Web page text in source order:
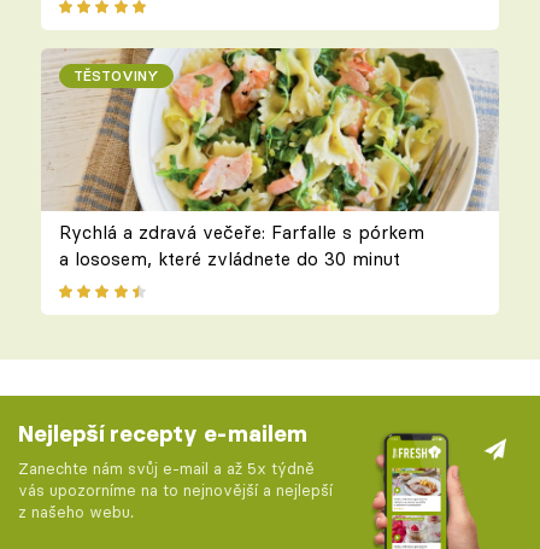
TĚSTOVINY
Rychlá a zdravá večeře: Farfalle s pórkem
a lososem, které zvládnete do 30 minut
Nejlepší recepty e-mailem
Zanechte nám svůj e-mail a až 5x týdně
vás upozorníme na to nejnovější a nejlepší
z našeho webu.